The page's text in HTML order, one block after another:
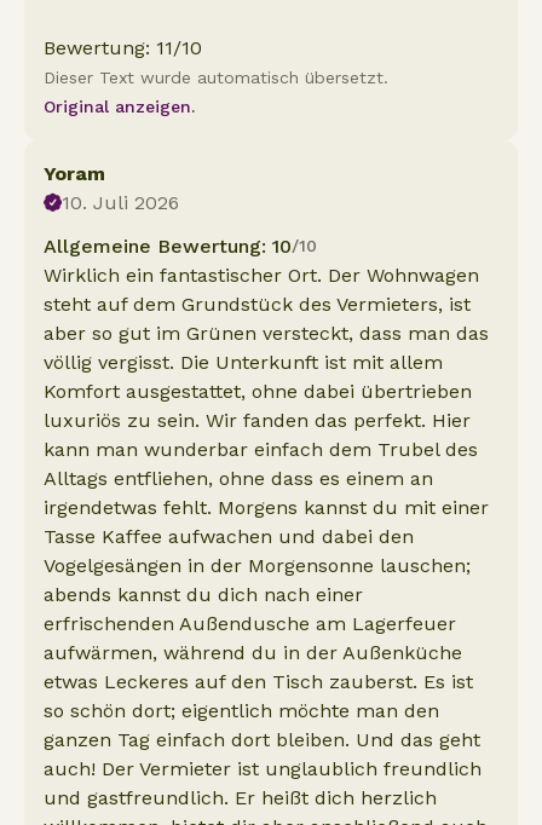
Bewertung: 11/10
Dieser Text wurde automatisch übersetzt.
Original anzeigen.
Yoram
10. Juli 2026
Allgemeine Bewertung: 10/10
Wirklich ein fantastischer Ort. Der Wohnwagen
steht auf dem Grundstück des Vermieters, ist
aber so gut im Grünen versteckt, dass man das
völlig vergisst. Die Unterkunft ist mit allem
Komfort ausgestattet, ohne dabei übertrieben
luxuriös zu sein. Wir fanden das perfekt. Hier
kann man wunderbar einfach dem Trubel des
Alltags entfliehen, ohne dass es einem an
irgendetwas fehlt. Morgens kannst du mit einer
Tasse Kaffee aufwachen und dabei den
Vogelgesängen in der Morgensonne lauschen;
abends kannst du dich nach einer
erfrischenden Außendusche am Lagerfeuer
aufwärmen, während du in der Außenküche
etwas Leckeres auf den Tisch zauberst. Es ist
so schön dort; eigentlich möchte man den
ganzen Tag einfach dort bleiben. Und das geht
auch! Der Vermieter ist unglaublich freundlich
und gastfreundlich. Er heißt dich herzlich